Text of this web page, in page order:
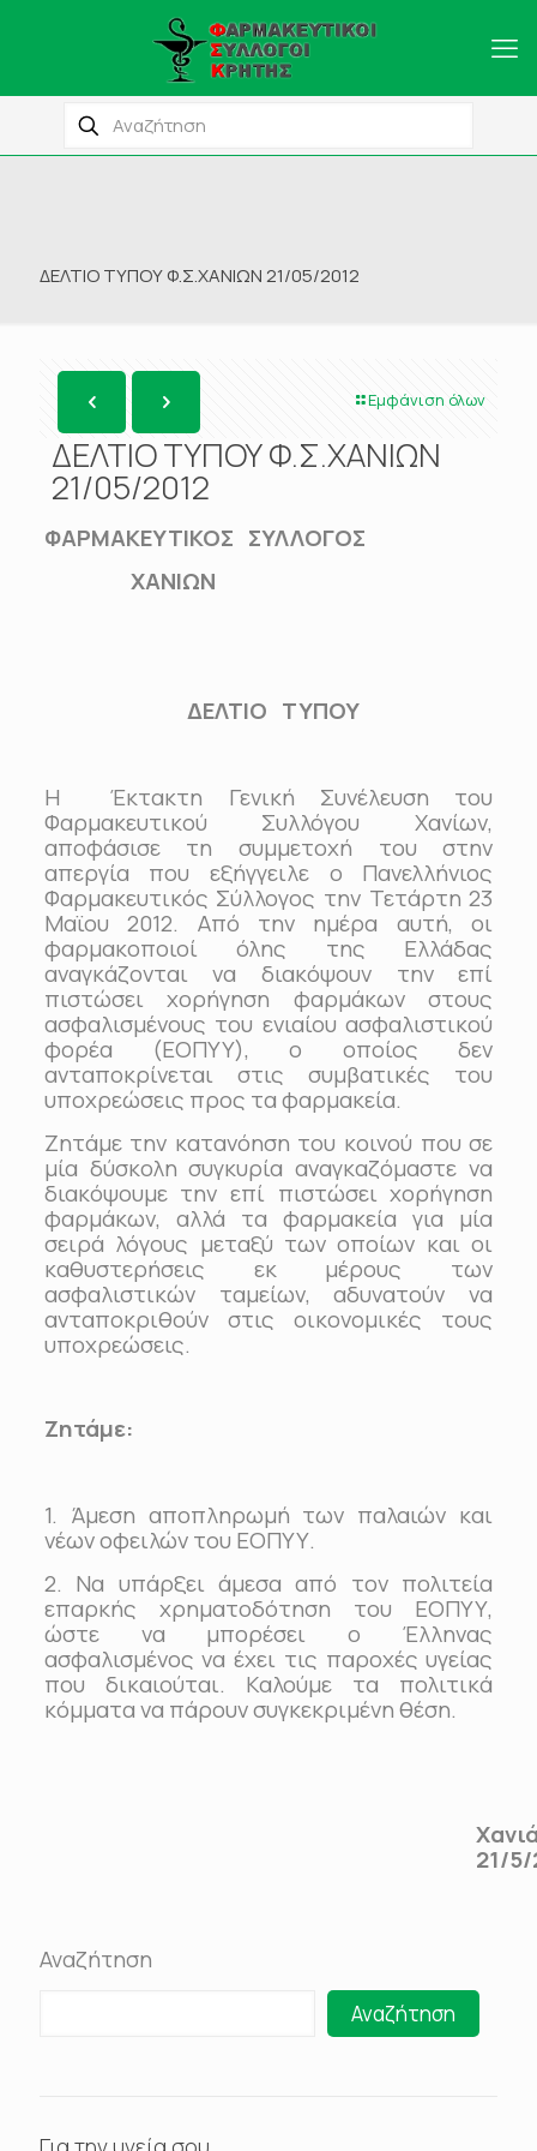
ΔΕΛΤΙΟ ΤΥΠΟΥ Φ.Σ.ΧΑΝΙΩΝ 21/05/2012
Εμφάνιση όλων
ΔΕΛΤΙΟ ΤΥΠΟΥ Φ.Σ.ΧΑΝΙΩΝ
21/05/2012
ΦΑΡΜΑΚΕΥΤΙΚΟΣ ΣΥΛΛΟΓΟΣ
ΧΑΝΙΩΝ
ΔΕΛΤΙΟ ΤΥΠΟΥ
Η Έκτακτη Γενική Συνέλευση του
Φαρμακευτικού Συλλόγου Χανίων,
αποφάσισε τη συμμετοχή του στην
απεργία που εξήγγειλε ο Πανελλήνιος
Φαρμακευτικός Σύλλογος την Τετάρτη 23
Μαϊου 2012. Από την ημέρα αυτή, οι
φαρμακοποιοί όλης της Ελλάδας
αναγκάζονται να διακόψουν την επί
πιστώσει χορήγηση φαρμάκων στους
ασφαλισμένους του ενιαίου ασφαλιστικού
φορέα (ΕΟΠΥΥ), ο οποίος δεν
ανταποκρίνεται στις συμβατικές του
υποχρεώσεις προς τα φαρμακεία.
Ζητάμε την κατανόηση του κοινού που σε
μία δύσκολη συγκυρία αναγκαζόμαστε να
διακόψουμε την επί πιστώσει χορήγηση
φαρμάκων, αλλά τα φαρμακεία για μία
σειρά λόγους μεταξύ των οποίων και οι
καθυστερήσεις εκ μέρους των
ασφαλιστικών ταμείων, αδυνατούν να
ανταποκριθούν στις οικονομικές τους
υποχρεώσεις.
Ζητάμε:
1. Άμεση αποπληρωμή των παλαιών και
νέων οφειλών του ΕΟΠΥΥ.
2. Να υπάρξει άμεσα από τον πολιτεία
επαρκής χρηματοδότηση του ΕΟΠΥΥ,
ώστε να μπορέσει ο Έλληνας
ασφαλισμένος να έχει τις παροχές υγείας
που δικαιούται. Καλούμε τα πολιτικά
κόμματα να πάρουν συγκεκριμένη θέση.
21/5/
Αναζήτηση
Αναζήτηση